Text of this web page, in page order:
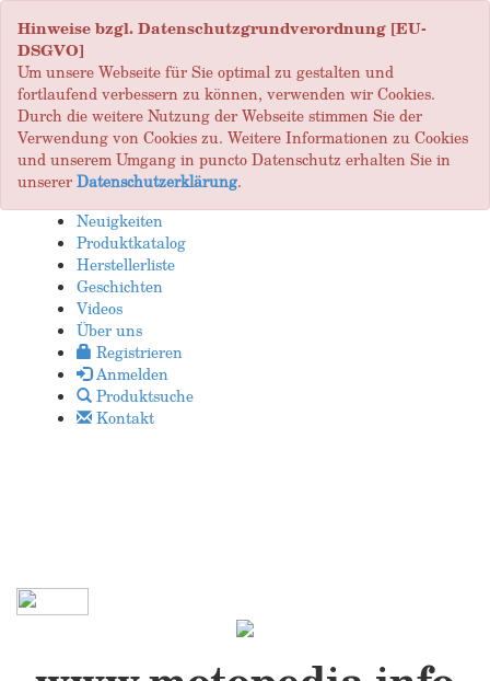
Hinweise bzgl. Datenschutzgrundverordnung [EU-
DSGVO]
Um unsere Webseite für Sie optimal zu gestalten und
fortlaufend verbessern zu können, verwenden wir Cookies.
Durch die weitere Nutzung der Webseite stimmen Sie der
Verwendung von Cookies zu. Weitere Informationen zu Cookies
und unserem Umgang in puncto Datenschutz erhalten Sie in
unsererDatenschutzerklärung.
Neuigkeiten
Produktkatalog
Herstellerliste
Geschichten
Videos
Über uns
Registrieren
Anmelden
Produktsuche
Kontakt